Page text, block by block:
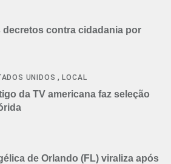
contra cidadania por
UNIDOS ,LOCAL
da TV americana faz seleção
de Orlando (FL) viraliza após